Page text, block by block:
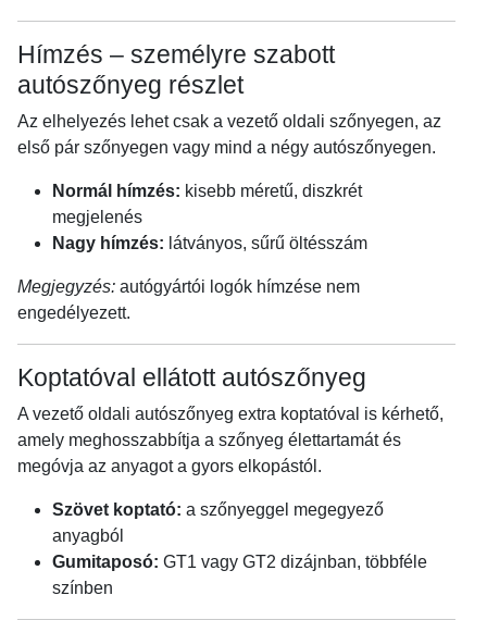
Hímzés – személyre szabott
autószőnyeg részlet
Az elhelyezés lehet csak a vezető oldali szőnyegen, az
első pár szőnyegen vagy mind a négy autószőnyegen.
Normál hímzés: kisebb méretű, diszkrét
megjelenés
Nagy hímzés: látványos, sűrű öltésszám
Megjegyzés: autógyártói logók hímzése nem
engedélyezett.
Koptatóval ellátott autószőnyeg
A vezető oldali autószőnyeg extra koptatóval is kérhető,
amely meghosszabbítja a szőnyeg élettartamát és
megóvja az anyagot a gyors elkopástól.
Szövet koptató: a szőnyeggel megegyező
anyagból
Gumitaposó: GT1 vagy GT2 dizájnban, többféle
színben